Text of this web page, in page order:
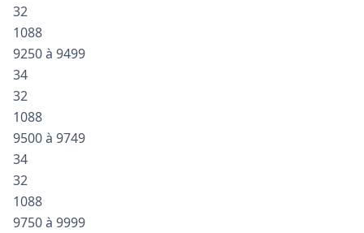
32
1088
9250 à 9499
34
32
1088
9500 à 9749
34
32
1088
9750 à 9999